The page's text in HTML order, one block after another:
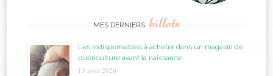
MES DERNIERS billets
Les indispensables à acheter dans un magasin de
puériculture avant la naissance
13 avril 2026